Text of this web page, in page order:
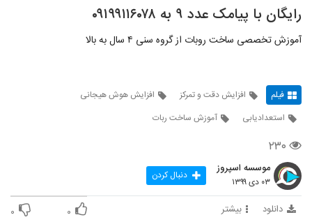
رایگان با پیامک عدد ۹ به ۰۹۱۹۹۱۱۶۰۷۸
آموزش تخصصی ساخت روبات از گروه سنی ۴ سال به بالا
فیلم افزایش دقت و تمرکز
افزایش هوش هیجانی
استعدادیابی
آموزش ساخت ربات
۲۳۰
موسسه اسپروز
۰۳ دی ۱۳۹۹ دنبال کردن
دانلود بیشتر ۰ ۰